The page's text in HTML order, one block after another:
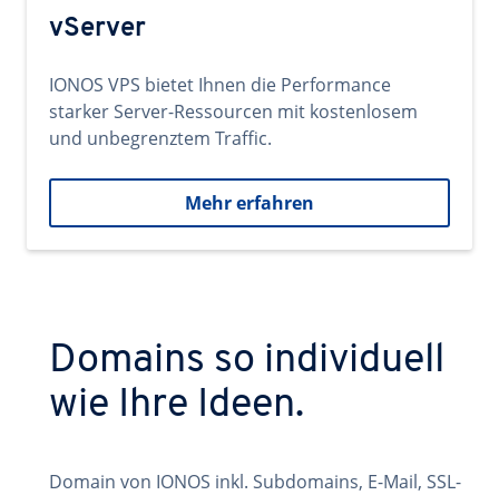
vServer
IONOS VPS bietet Ihnen die Performance
starker Server-Ressourcen mit kostenlosem
und unbegrenztem Traffic.
Mehr erfahren
Domains so individuell
wie Ihre Ideen.
Domain von IONOS inkl. Subdomains, E-Mail, SSL-